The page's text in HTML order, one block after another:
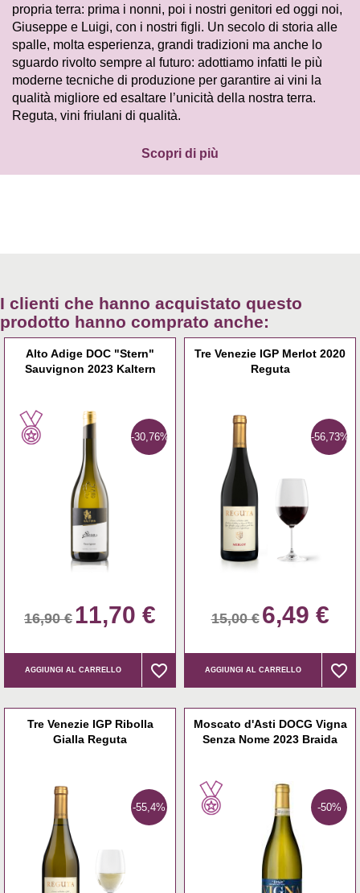
propria terra: prima i nonni, poi i nostri genitori ed oggi noi,
Giuseppe e Luigi, con i nostri figli. Un secolo di storia alle
spalle, molta esperienza, grandi tradizioni ma anche lo
sguardo rivolto sempre al futuro: adottiamo infatti le più
moderne tecniche di produzione per garantire ai vini la
qualità migliore ed esaltare l’unicità della nostra terra.
Reguta, vini friulani di qualità.
Scopri di più
I clienti che hanno acquistato questo
prodotto hanno comprato anche:
Alto Adige DOC "Stern"
Sauvignon 2023 Kaltern
-30,76%
16,90 € 11,70 €
AGGIUNGI AL CARRELLO favorite_border
favorite_border
Tre Venezie IGP Merlot 2020
Reguta
-56,73%
15,00 € 6,49 €
AGGIUNGI AL CARRELLO favorite_border
favorite_border
Tre Venezie IGP Ribolla
Gialla Reguta
-55,4%
Moscato d'Asti DOCG Vigna
Senza Nome 2023 Braida
-50%